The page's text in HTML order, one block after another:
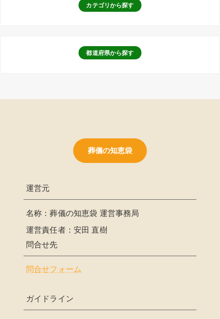
カテゴリから探す
都道府県から探す
葬儀の知恵袋
運営元
名称：葬儀の知恵袋 運営事務局
運営責任者：安田 直樹
問合せ先
問合せフォーム
ガイドライン